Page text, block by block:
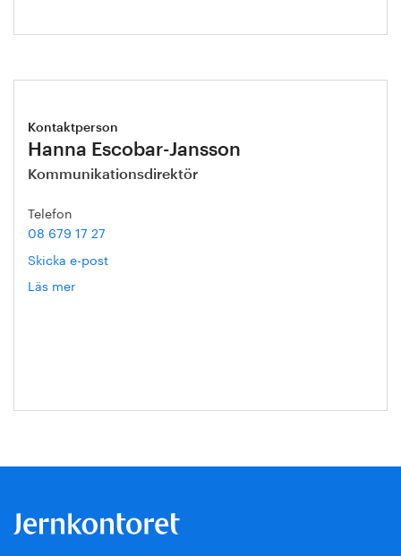
Kontaktperson
Hanna Escobar-Jansson
Kommunikationsdirektör
Telefon
08 679 17 27
Skicka e-post
Läs mer